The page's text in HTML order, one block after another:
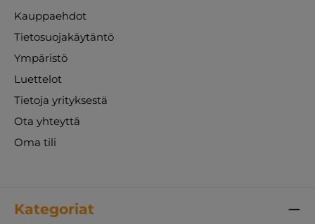
Kauppaehdot
Tietosuojakäytäntö
Ympäristö
Luettelot
Tietoja yrityksestä
Ota yhteyttä
Oma tili
Kategoriat